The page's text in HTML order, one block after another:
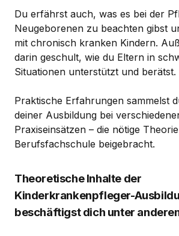
Du erfährst auch, was es bei der
Neugeborenen zu beachten gibst
mit chronisch kranken Kindern.
darin geschult, wie du Eltern in
Situationen unterstützt und berätst.
Praktische Erfahrungen sammelst
deiner Ausbildung bei
Praxiseinsätzen – die nötige
Berufsfachschule beigebracht.
Theoretische Inhalte der
Kinderkrankenpfleger-
beschäftigst dich unter